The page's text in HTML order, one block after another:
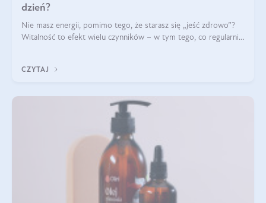
dzień?
Nie masz energii, pomimo tego, że starasz się „jeść zdrowo”?
Witalność to efekt wielu czynników – w tym tego, co regularnie
CZYTAJ